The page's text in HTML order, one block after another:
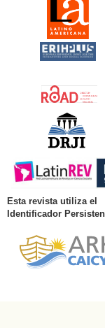
Esta revista utiliza el
Identificador